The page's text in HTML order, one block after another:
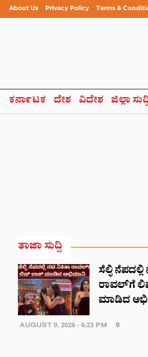
About Us Privacy Policy Terms &
ಕರ್ನಾಟಕ ದೇಶ ವಿದೇಶ ಜಿಲ್ಲಾ
ತಾಜಾ ಸುದ್ದಿ
ಸೆಲ್ಫಿ
ರಾವಲ್‌‌ಗೆ
ಮಾಡಿದ
AUGUST 9, 2026 - 6:23 PM 0